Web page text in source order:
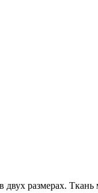
двух размерах.